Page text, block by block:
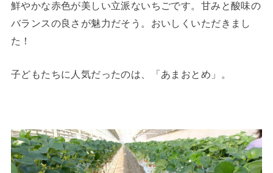
鮮やかな赤色が美しい立派ないちごです。甘みと酸味の
バランスの良さが魅力だそう。おいしくいただきまし
た！
子どもたちに人気だったのは、「あまおとめ」。